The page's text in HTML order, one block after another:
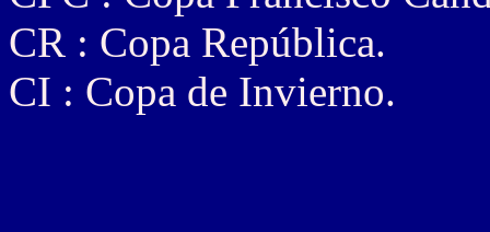
CR : Copa República.
CI : Copa de Invierno.